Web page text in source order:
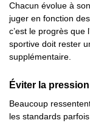
Chacun évolue à
juger en fonction
c’est le progrès que
sportive doit rester
supplémentaire.
Éviter la
Beaucoup
les standards